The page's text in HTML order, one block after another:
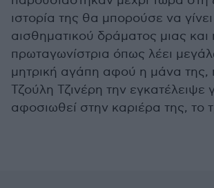
ιστορία της θα μπορούσε να
αισθηματικού δράματος μιας και
πρωταγωνίστρια όπως λέει
μητρική αγάπη αφού η μάνα της,
Τζούλη Τζινέρη την εγκατέλειψε
αφοσιωθεί στην καριέρα της, το